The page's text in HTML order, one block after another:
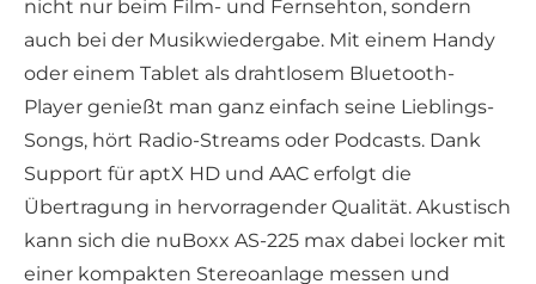
nicht nur beim Film- und Fernsehton, sondern
auch bei der Musikwiedergabe. Mit einem Handy
oder einem Tablet als drahtlosem Bluetooth-
Player genießt man ganz einfach seine Lieblings-
Songs, hört Radio-Streams oder Podcasts. Dank
Support für aptX HD und AAC erfolgt die
Übertragung in hervorragender Qualität. Akustisch
kann sich die nuBoxx AS-225 max dabei locker mit
einer kompakten Stereoanlage messen und